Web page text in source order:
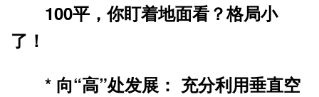
100平，你盯着地面看？格局小
了！
* 向“高”处发展： 充分利用垂直空